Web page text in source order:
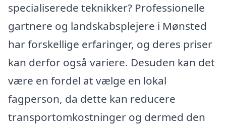
specialiserede teknikker? Professionelle
gartnere og landskabsplejere i Mønsted
har forskellige erfaringer, og deres priser
kan derfor også variere. Desuden kan det
være en fordel at vælge en lokal
fagperson, da dette kan reducere
transportomkostninger og dermed den